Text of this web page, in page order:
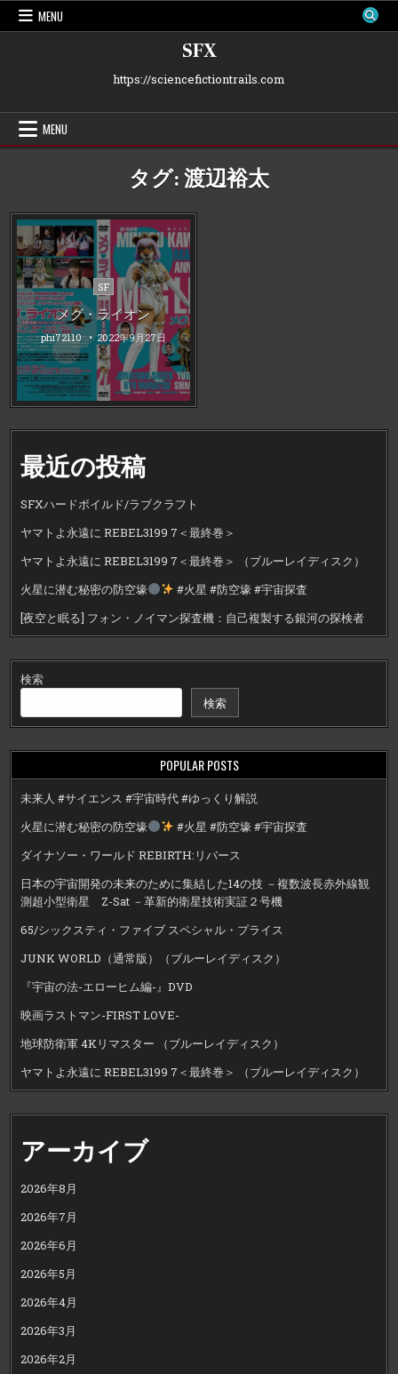
Skip
MENU
SFX
https://sciencefictiontrails.com
MENU
タグ:渡辺裕太
Posted
in
SF
メグ・ライオン
phi72110 2022年9月27日
最近の投稿
SFXハードボイルド/ラブクラフト
ヤマトよ永遠に REBEL3199 7＜最終巻＞
ヤマトよ永遠に REBEL3199 7＜最終巻＞ （ブルーレイディスク）
火星に潜む秘密の防空壕
#火星 #防空壕 #宇宙探査
[夜空と眠る] フォン・ノイマン探査機：自己複製する銀河の探検者
検索
検索
POPULAR POSTS
未来人 #サイエンス #宇宙時代 #ゆっくり解説
火星に潜む秘密の防空壕
#火星 #防空壕 #宇宙探査
ダイナソー・ワールド REBIRTH:リバース
日本の宇宙開発の未来のために集結した14の技 －複数波長赤外線観
測超小型衛星 Z-Sat －革新的衛星技術実証２号機
65/シックスティ・ファイブ スペシャル・プライス
JUNK WORLD（通常版）（ブルーレイディスク）
『宇宙の法-エローヒム編-』DVD
映画ラストマン-FIRST LOVE-
地球防衛軍 4Kリマスター （ブルーレイディスク）
ヤマトよ永遠に REBEL3199 7＜最終巻＞ （ブルーレイディスク）
アーカイブ
2026年8月
2026年7月
2026年6月
2026年5月
2026年4月
2026年3月
2026年2月